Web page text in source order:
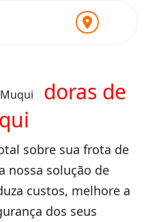
de
sobre sua frota de
nossa solução de
custos, melhore a
dos seus